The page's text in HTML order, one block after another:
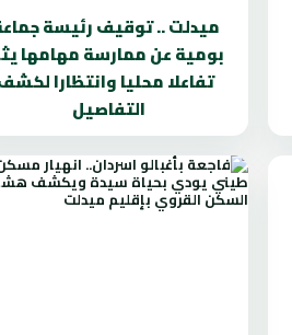
ميدلت .. توقيف رئيسة
بومية عن ممارسة مهامها
تفاعلا محليا وانتظارا
التفاصيل